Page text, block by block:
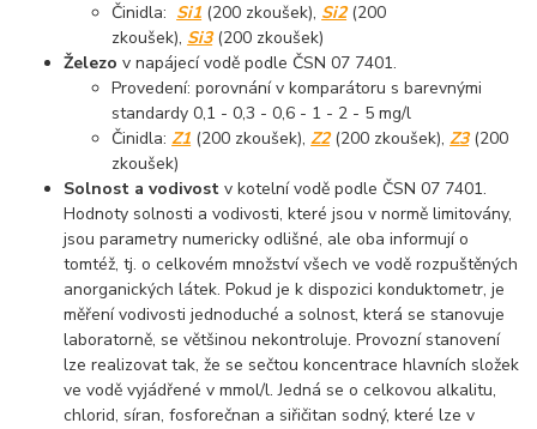
Činidla: Si1 (200 zkoušek), Si2(200
zkoušek), Si3(200 zkoušek)
Železo v napájecí vodě podle ČSN 07 7401.
Provedení: porovnání v komparátoru s barevnými
standardy 0,1 - 0,3 - 0,6 - 1 - 2 - 5 mg/l
Činidla:Z1 (200 zkoušek),Z2 (200 zkoušek),Z3(200
zkoušek)
Solnost a vodivostv kotelní vodě podle ČSN 07 7401.
Hodnoty solnosti a vodivosti, které jsou v normě limitovány,
jsou parametry numericky odlišné, ale oba informují o
tomtéž, tj. o celkovém množství všech ve vodě rozpuštěných
anorganických látek. Pokud je k dispozici konduktometr, je
měření vodivosti jednoduché a solnost, která se stanovuje
laboratorně, se většinou nekontroluje. Provozní stanovení
lze realizovat tak, že se sečtou koncentrace hlavních složek
ve vodě vyjádřené v mmol/l. Jedná se o celkovou alkalitu,
chlorid, síran, fosforečnan a siřičitan sodný, které lze v